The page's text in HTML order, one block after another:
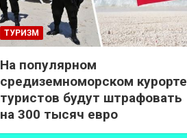
ТУРИЗМ
На популярном
средиземноморском курорте
туристов будут штрафовать
на 300 тысяч евро